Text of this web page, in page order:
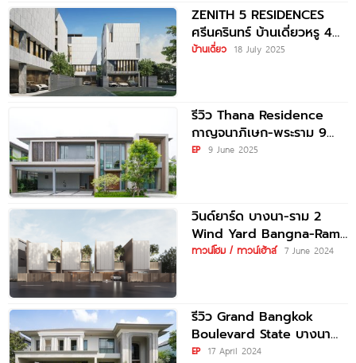
ZENITH 5 RESIDENCES
ศรีนครินทร์ บ้านเดี่ยวหรู 4
ชั้น ใกล้ Paradise Park
บ้านเดี่ยว 18 July 2025
รีวิว Thana Residence
กาญจนาภิเษก-พระราม 9
บ้านเดี่ยวหรู 4 ห้องนอน
EP 9 June 2025
วินด์ยาร์ด บางนา-ราม 2
Wind Yard Bangna-Ram
2 โฮมออฟฟิศและบ้านเดี่ยว
ทาวน์โฮม / ทาวน์เฮ้าส์ 7 June 2024
รีวิว Grand Bangkok
Boulevard State บางนา
คฤหาสน์หรู 2 ชั้น แรงบันดาล
EP 17 April 2024